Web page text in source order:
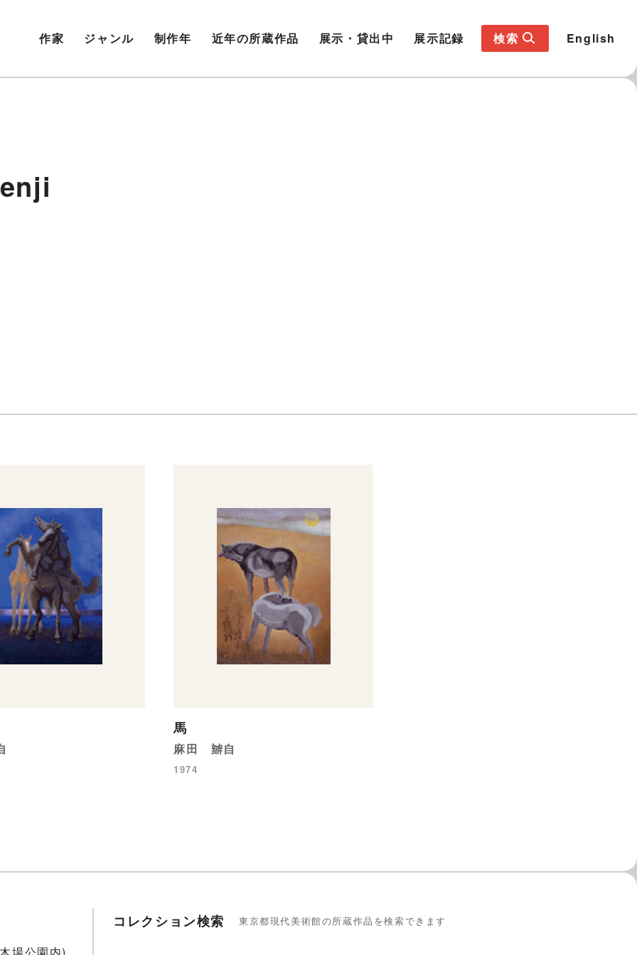
作家 ジャンル 制作年 近年の所蔵作品 展示・貸出中 展示記録 検索 English
馬
麻田 辧自
1974
場公園内)
コレクション検索 東京都現代美術館の所蔵作品を検索できます